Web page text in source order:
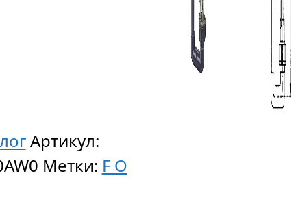
Артикул:
Метки: F O